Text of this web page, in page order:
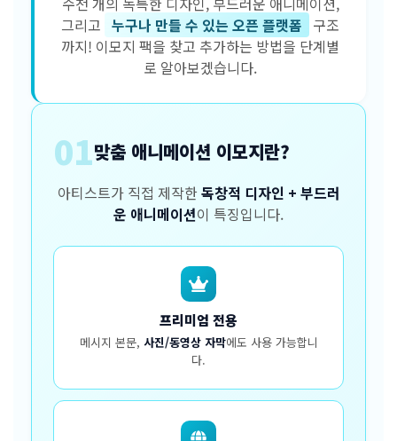
그리고 누구나 만들 수 있는 오픈 플랫폼 구조
까지! 이모지 팩을 찾고 추가하는 방법을 단계별
로 알아보겠습니다.
01맞춤 애니메이션 이모지란?
아티스트가 직접 제작한 독창적 디자인 + 부드러
운 애니메이션이 특징입니다.
프리미엄 전용
메시지 본문, 사진/동영상 자막에도 사용 가능합니
다.